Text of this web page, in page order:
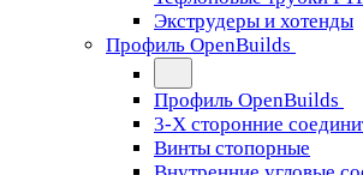
Экструдеры и хотенды
Профиль OpenBuilds
Профиль OpenBuilds
3-Х сторонние
Винты стопорные